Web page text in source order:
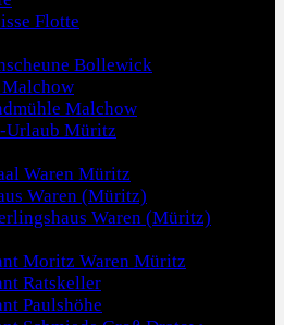
Flotte
Bollewick
Malchow
Urlaub Müritz
Waren Müritz
Waren (Müritz)
Waren (Müritz)
Moritz Waren Müritz
Ratskeller
Paulshöhe